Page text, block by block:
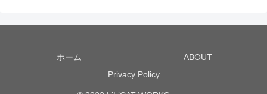
ホーム
ABOUT
Privacy Policy